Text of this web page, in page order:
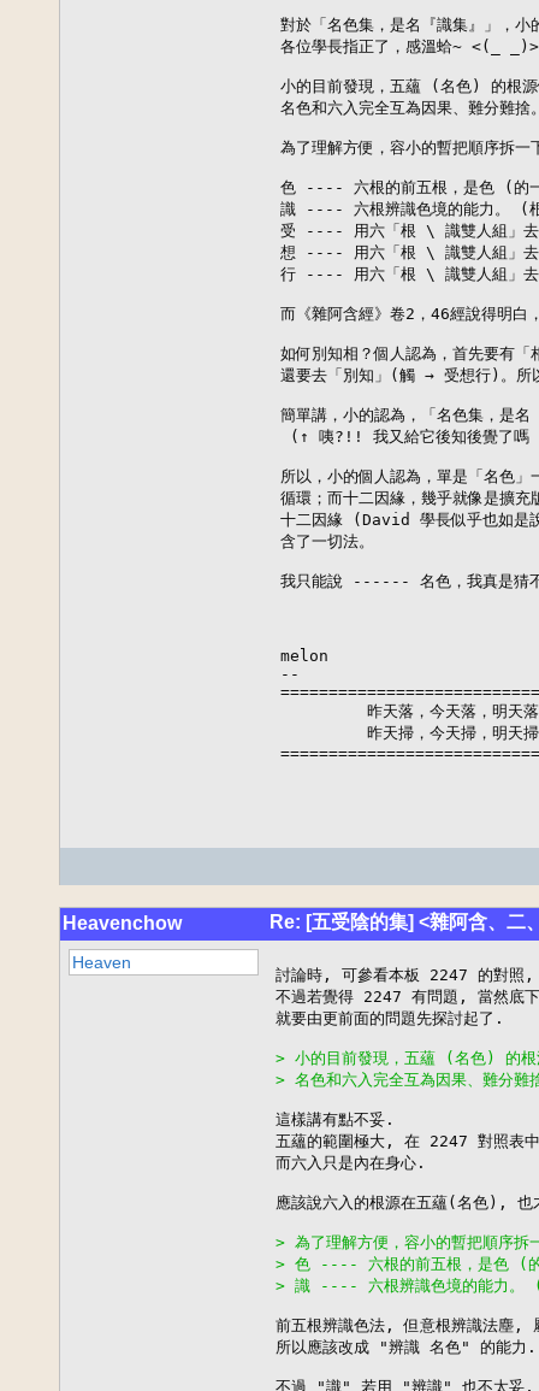
對於「名色集，是名『識集』」，
各位學長指正了，感溫蛤~ <(_ _)>
小的目前發現，五蘊 (名色) 的根
名色和六入完全互為因果、難分難捨
為了理解方便，容小的暫把順序
色 ---- 六根的前五根，是色 (的
識 ---- 六根辨識色境的能力。 (
受 ---- 用六「根 \ 識雙人組」去
想 ---- 用六「根 \ 識雙人組」去
行 ---- 用六「根 \ 識雙人組」去
而《雜阿含經》卷2，46經說得明白
如何別知相？個人認為，首先要有
還要去「別知」(觸 → 受想行)。所
簡單講，小的認為，「名色集，是
(↑ 咦?!! 我又給它後知後覺了
所以，小的個人認為，單是「名色
循環；而十二因緣，幾乎就像是擴
十二因緣 (David 學長似乎也如是
含了一切法。
我只能說 ------ 名色，我真是猜不
melon
--
昨天落，今天落，明天
昨天掃，今天掃，明天
Heavenchow Re: [五受陰的集] <雜阿含、二
Heaven
討論時, 可參看本板 2247 的對照,
不過若覺得 2247 有問題, 當然底
就要由更前面的問題先探討起了.
> 小的目前發現，五蘊 (名色) 的根
> 名色和六入完全互為因果、難分難
這樣講有點不妥.
五蘊的範圍極大, 在 2247 對照表
而六入只是內在身心.
應該說六入的根源在五蘊(名色),
> 為了理解方便，容小的暫把順
> 色 ---- 六根的前五根，是色 (
> 識 ---- 六根辨識色境的能力。 (
前五根辨識色法, 但意根辨識法塵
所以應該改成 "辨識 名色" 的能力.
不過 "識" 若用 "辨識" 也不太妥,